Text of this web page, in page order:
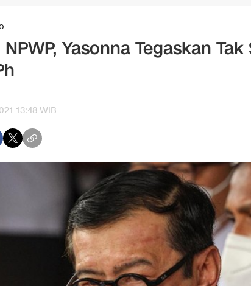
Yasonna Tegaskan
13:48 WIB